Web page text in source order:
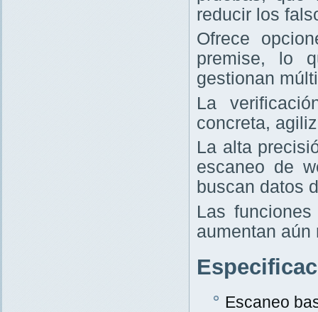
reducir los
Ofrece
premise, lo
gestionan
La
concreta,
La alta
escaneo de
buscan datos
Las
aumentan aún
Escaneo